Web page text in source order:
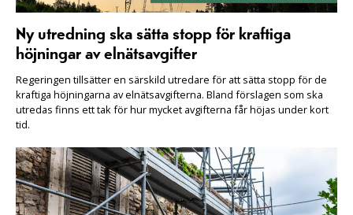
Ny utredning ska sätta stopp för kraftiga
höjningar av elnätsavgifter
Regeringen tillsätter en särskild utredare för att sätta stopp för de
kraftiga höjningarna av elnätsavgifterna. Bland förslagen som ska
utredas finns ett tak för hur mycket avgifterna får höjas under kort
tid.